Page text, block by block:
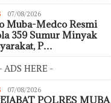
07/08/2026
Muba-Medco Resmi
359 Sumur Minyak
P…
- ADS HERE -
07/08/2026
POLRES MUBA